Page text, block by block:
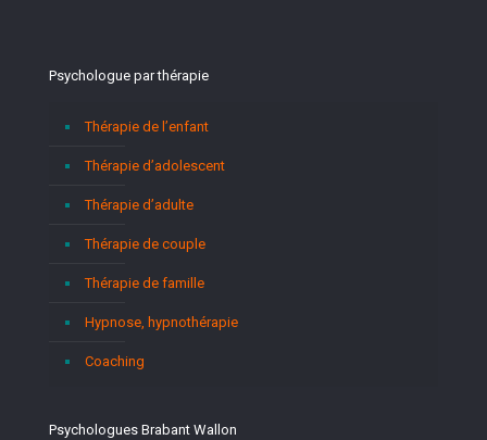
Psychologue par thérapie
Thérapie de l’enfant
Thérapie d’adolescent
Thérapie d’adulte
Thérapie de couple
Thérapie de famille
Hypnose, hypnothérapie
Coaching
Psychologues Brabant Wallon